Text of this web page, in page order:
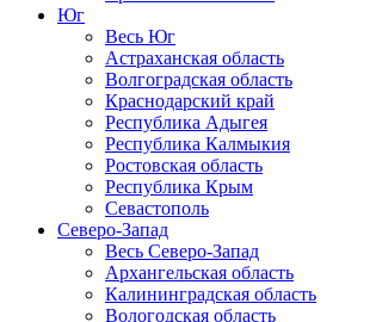
Юг
Весь Юг
Астраханская область
Волгоградская область
Краснодарский край
Республика Адыгея
Республика Калмыкия
Ростовская область
Республика Крым
Севастополь
Северо-Запад
Весь Северо-Запад
Архангельская область
Калининградская область
Вологодская область